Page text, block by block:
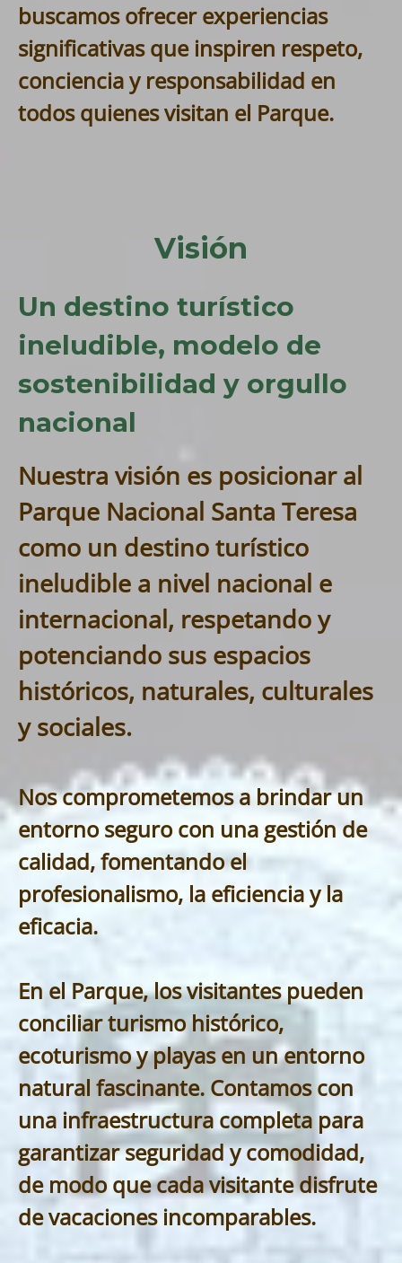
buscamos ofrecer experiencias
significativas que inspiren respeto,
conciencia y responsabilidad en
todos quienes visitan el Parque.
Visión
Un destino turístico
ineludible, modelo de
sostenibilidad y orgullo
nacional
Nuestra visión es posicionar al
Parque Nacional Santa Teresa
como un destino turístico
ineludible a nivel nacional e
internacional, respetando y
potenciando sus espacios
históricos, naturales, culturales
y sociales.
Nos comprometemos a brindar un
entorno seguro con una gestión de
calidad, fomentando el
profesionalismo, la eficiencia y la
eficacia.
En el Parque, los visitantes pueden
conciliar turismo histórico,
ecoturismo y playas en un entorno
natural fascinante. Contamos con
una infraestructura completa para
garantizar seguridad y comodidad,
de modo que cada visitante disfrute
de vacaciones incomparables.